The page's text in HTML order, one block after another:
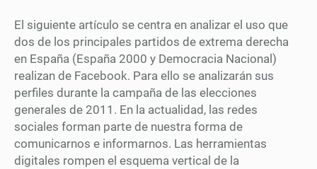
El siguiente artículo se centra en analizar el uso que
dos de los principales partidos de extrema derecha
en España (España 2000 y Democracia Nacional)
realizan de Facebook. Para ello se analizarán sus
perfiles durante la campaña de las elecciones
generales de 2011. En la actualidad, las redes
sociales forman parte de nuestra forma de
comunicarnos e informarnos. Las herramientas
digitales rompen el esquema vertical de la